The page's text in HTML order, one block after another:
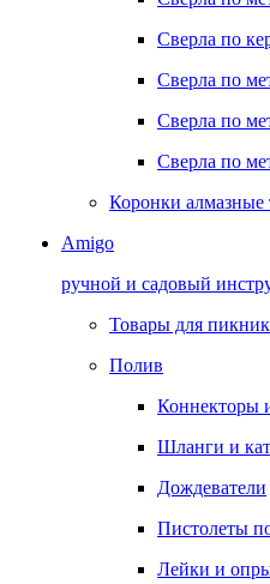
Сверла по
Сверла по
Сверла по
Сверла по
Коронки алмазные
Amigo
ручной и садовый
Товары для
Полив
Коннекторы
Шланги и
Дождеватели
Пистолеты
Лейки и